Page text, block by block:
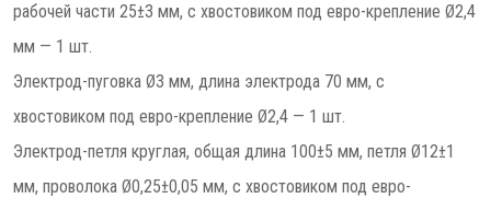
рабочей части 25±3 мм, с хвостовиком под евро-крепление Ø2,4
мм — 1 шт.
Электрод-пуговка Ø3 мм, длина электрода 70 мм, c
хвостовиком под евро-крепление Ø2,4 — 1 шт.
Электрод-петля круглая, общая длина 100±5 мм, петля Ø12±1
мм, проволока Ø0,25±0,05 мм, c хвостовиком под евро-